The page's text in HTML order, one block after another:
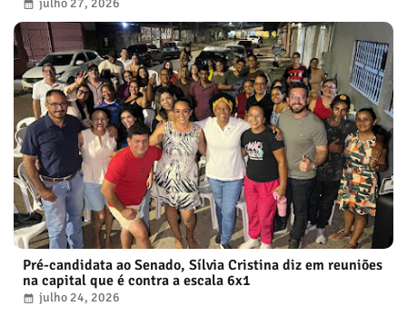
julho 27, 2026
Pré-candidata ao Senado, Sílvia Cristina diz em reuniões
na capital que é contra a escala 6x1
julho 24, 2026